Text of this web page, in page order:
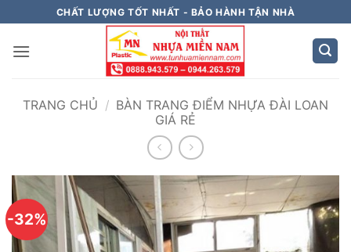
qua
nội
CHẤT LƯỢNG TỐT NHẤT - BẢO HÀNH TẬN NHÀ
TRANG CHỦ / BÀN TRANG ĐIỂM NHỰA ĐÀI LOAN
GIÁ RẺ
-32%